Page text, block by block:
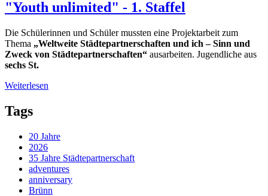
"Youth unlimited" - 1. Staffel
Die Schülerinnen und Schüler mussten eine Projektarbeit zum
Thema „Weltweite Städtepartnerschaften und ich – Sinn und
Zweck von Städtepartnerschaften“ ausarbeiten. Jugendliche aus
sechs St.
Weiterlesen
Tags
20 Jahre
2026
35 Jahre Städtepartnerschaft
adventures
anniversary
Brünn